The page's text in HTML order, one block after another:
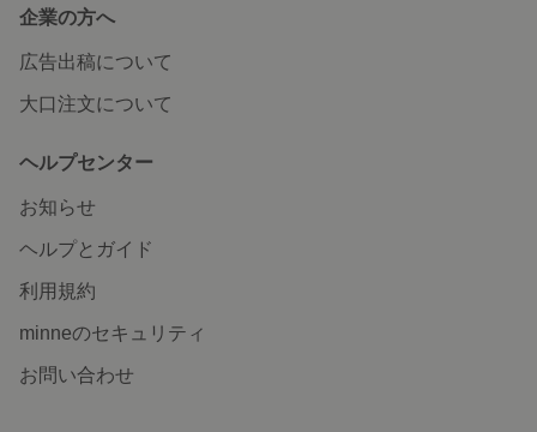
企業の方へ
広告出稿について
大口注文について
ヘルプセンター
お知らせ
ヘルプとガイド
利用規約
minneのセキュリティ
お問い合わせ